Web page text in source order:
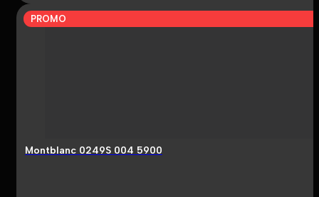
PROMO
Montblanc 0249S 004 5900